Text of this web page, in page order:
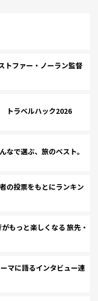
ファー・ノーラン監督
トラベルハック2026
で選ぶ、旅のベスト。
の投票をもとにランキン
もっと楽しくなる 旅先・
マに語るインタビュー連